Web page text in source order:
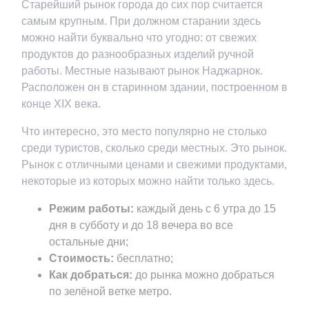
Старейший рынок города до сих пор считается
самым крупным. При должном старании здесь
можно найти буквально что угодно: от свежих
продуктов до разнообразных изделий ручной
работы. Местные называют рынок Наджарнок.
Расположен он в старинном здании, построенном в
конце XIX века.
Что интересно, это место популярно не столько
среди туристов, сколько среди местных. Это рынок.
Рынок с отличными ценами и свежими продуктами,
некоторые из которых можно найти только здесь.
Режим работы: каждый день с 6 утра до 15
дня в субботу и до 18 вечера во все
остальные дни;
Стоимость: бесплатно;
Как добраться: до рынка можно добраться
по зелёной ветке метро.